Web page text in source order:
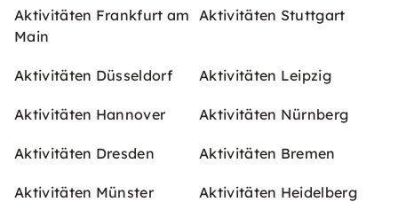
Aktivitäten Frankfurt am
Main
Aktivitäten Stuttgart
Aktivitäten Düsseldorf Aktivitäten Leipzig
Aktivitäten Hannover Aktivitäten Nürnberg
Aktivitäten Dresden Aktivitäten Bremen
Aktivitäten Münster Aktivitäten Heidelberg